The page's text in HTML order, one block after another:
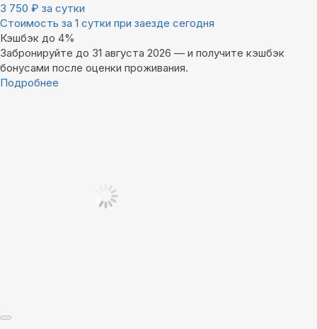
3 750 ₽ за сутки
Стоимость за 1 сутки при заезде сегодня
Кэшбэк до 4%
Забронируйте до 31 августа 2026 — и получите кэшбэк
бонусами после оценки проживания.
Подробнее